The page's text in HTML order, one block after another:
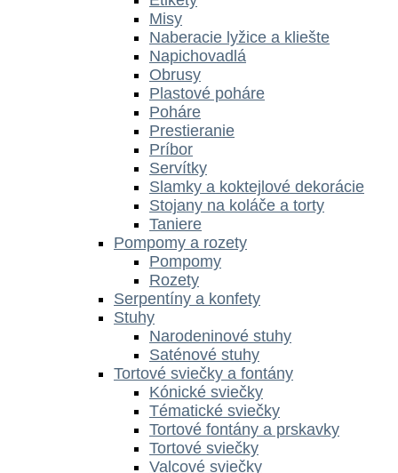
Misy
Naberacie lyžice a kliešte
Napichovadlá
Obrusy
Plastové poháre
Poháre
Prestieranie
Príbor
Servítky
Slamky a koktejlové dekorácie
Stojany na koláče a torty
Taniere
Pompomy a rozety
Pompomy
Rozety
Serpentíny a konfety
Stuhy
Narodeninové stuhy
Saténové stuhy
Tortové sviečky a fontány
Kónické sviečky
Tématické sviečky
Tortové fontány a prskavky
Tortové sviečky
Valcové sviečky